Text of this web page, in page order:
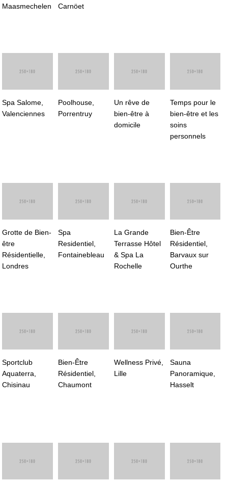
Maasmechelen
Carnöet
Spa Salome,
Valenciennes
Poolhouse,
Porrentruy
Un rêve de
bien-être à
domicile
Temps pour le
bien-être et les
soins
personnels
Grotte de Bien-
être
Résidentielle,
Londres
Spa
Residentiel,
Fontainebleau
La Grande
Terrasse Hôtel
& Spa La
Rochelle
Bien-Être
Résidentiel,
Barvaux sur
Ourthe
Sportclub
Aquaterra,
Chisinau
Bien-Être
Résidentiel,
Chaumont
Wellness Privé,
Lille
Sauna
Panoramique,
Hasselt